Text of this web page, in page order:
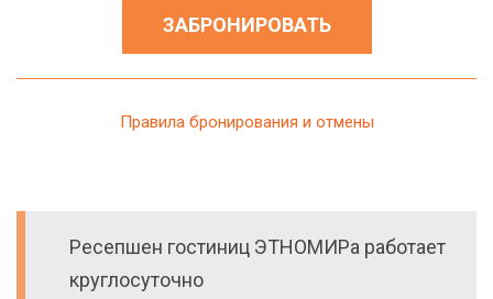
ЗАБРОНИРОВАТЬ
Правила бронирования и отмены
Ресепшен гостиниц ЭТНОМИРа работает
круглосуточно